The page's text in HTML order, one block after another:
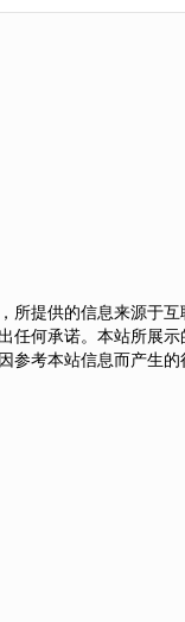
所提供的信息来源于
任何承诺。本站所展
参考本站信息而产生